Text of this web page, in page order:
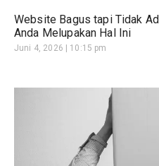
Website Bagus tapi Tidak
Anda Melupakan Hal Ini
Juni 4, 2026 10:15 pm